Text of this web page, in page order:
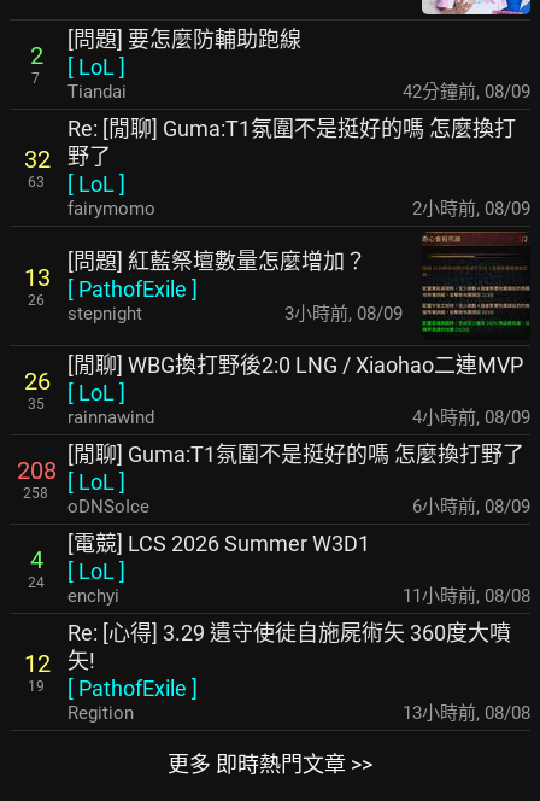
2
7
[問題] 要怎麼防輔助跑線
[ LoL ]
Tiandai 42分鐘前, 08/09
32
63
Re: [閒聊] Guma:T1氛圍不是挺好的嗎 怎麼換打
野了
[ LoL ]
fairymomo 2小時前, 08/09
13
26
[問題] 紅藍祭壇數量怎麼增加？
[ PathofExile ]
stepnight 3小時前, 08/09
26
35
[閒聊] WBG換打野後2:0 LNG / Xiaohao二連MVP
[ LoL ]
rainnawind 4小時前, 08/09
208
258
[閒聊] Guma:T1氛圍不是挺好的嗎 怎麼換打野了
[ LoL ]
oDNSoIce 6小時前, 08/09
4
24
[電競] LCS 2026 Summer W3D1
[ LoL ]
enchyi 11小時前, 08/08
12
19
Re: [心得] 3.29 遺守使徒自施屍術矢 360度大噴
矢!
[ PathofExile ]
Regition 13小時前, 08/08
更多 即時熱門文章 >>